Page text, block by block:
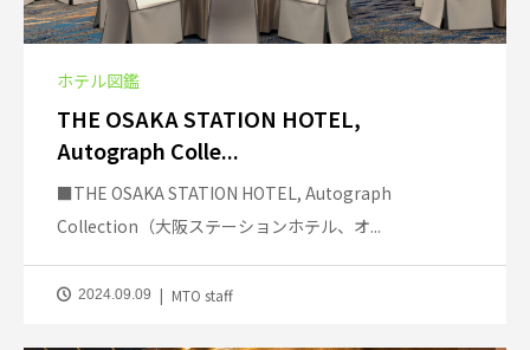
ホテル図鑑
THE OSAKA STATION HOTEL,
Autograph Colle...
■THE OSAKA STATION HOTEL, Autograph
Collection（大阪ステーションホテル、オ...
2024.09.09 MTO staff